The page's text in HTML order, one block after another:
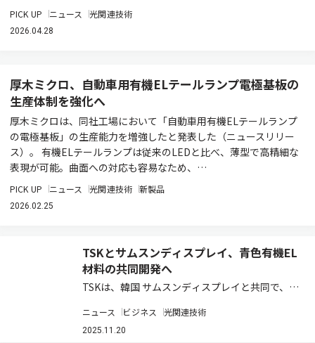
PICK UP ニュース 光関連技術
2026.04.28
厚木ミクロ、自動車用有機ELテールランプ電極基板の
生産体制を強化へ
厚木ミクロは、同社工場において「自動車用有機ELテールランプ
の電極基板」の生産能力を増強したと発表した（ニュースリリー
ス）。 有機ELテールランプは従来のLEDと比べ、薄型で高精細な
表現が可能。曲面への対応も容易なため、…
PICK UP ニュース 光関連技術 新製品
2026.02.25
TSKとサムスンディスプレイ、青色有機EL
材料の共同開発へ
TSKは、韓国 サムスンディスプレイと共同で、青
すると発表した（ニュースリリース）。 有機EL
材料の合成には、これまで主にパラジウム触媒が
ニュース ビジネス 光関連技術
2025.11.20